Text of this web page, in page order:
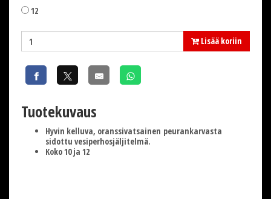
12
Lisää koriin
Tuotekuvaus
Hyvin kelluva, oranssivatsainen peurankarvasta
sidottu vesiperhosjäljitelmä.
Koko 10 ja 12